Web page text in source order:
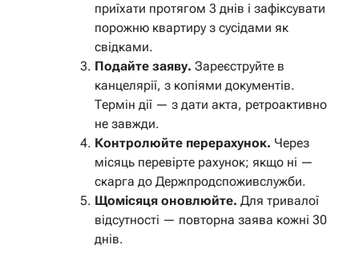
приїхати протягом 3 днів і зафіксувати
порожню квартиру з сусідами як
свідками.
Подайте заяву. Зареєструйте в
канцелярії, з копіями документів.
Термін дії — з дати акта, ретроактивно
не завжди.
Контролюйте перерахунок. Через
місяць перевірте рахунок; якщо ні —
скарга до Держпродспоживслужби.
Щомісяця оновлюйте. Для тривалої
відсутності — повторна заява кожні 30
днів.